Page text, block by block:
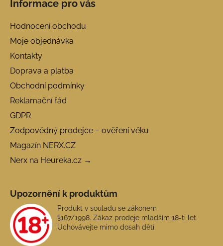
Informace pro vás
Hodnocení obchodu
Moje objednávka
Kontakty
Doprava a platba
Obchodní podmínky
Reklamační řád
GDPR
Zodpovědný prodejce – ověření věku
Magazín NERX.CZ
Nerx na Heureka.cz →
Upozornění k produktům
Produkt v souladu se zákonem
§167/1998. Zákaz prodeje mladším 18-ti let.
Uchovávejte mimo dosah dětí.